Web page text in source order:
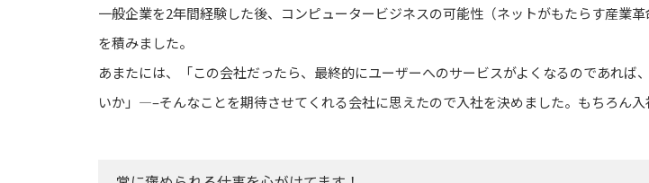
一般企業を2年間経験した後、コンピュータービジネスの可能性（ネットがもたらす産業
を積みました。
あまたには、「この会社だったら、最終的にユーザーへのサービスがよくなるのであれ
いか」—–そんなことを期待させてくれる会社に思えたので入社を決めました。もちろん